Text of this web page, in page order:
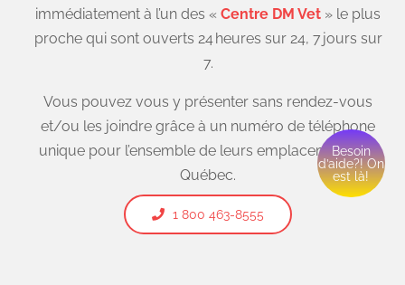
DRE JOSÉE MARCOUX,
immédiatement à l’un des « Centre DM Vet » le plus
proche qui sont ouverts 24 heures sur 24, 7 jours sur
7.
Vous pouvez vous y présenter sans rendez-vous
et/ou les joindre grâce à un numéro de téléphone
unique pour l’ensemble de leurs emplacements au
Québec.
1 800 463-8555
Besoin
d’aide?! On
est là!